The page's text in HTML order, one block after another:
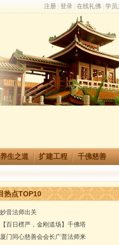
养生之道 扩建工程 千佛慈善
热点TOP10
妙音法师出关
【百日楞严，金刚道场】千佛塔
厦门同心慈善会会长广普法师来